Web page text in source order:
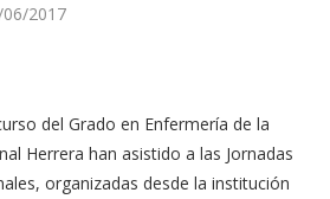
2017
del Grado en Enfermería de la
Herrera han asistido a las Jornadas
organizadas desde la institución